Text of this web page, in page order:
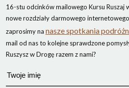
16-stu odcinków mailowego Kursu Ruszaj
nowe rozdziały darmowego
zaprosimy na nasze spotkania
mail od nas to kolejne sprawdzone
Ruszysz w Drogę razem z nami?